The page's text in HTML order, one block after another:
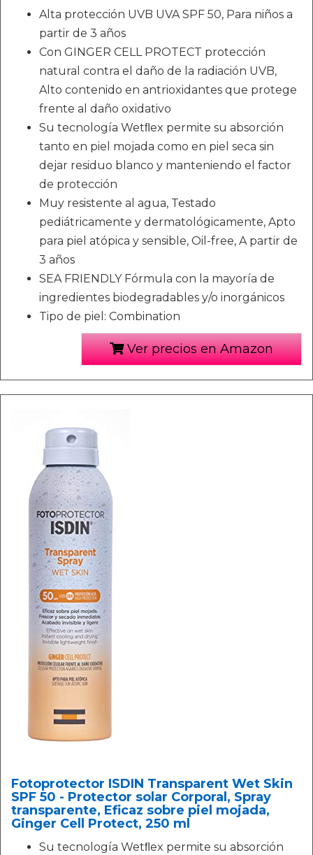
Alta protección UVB UVA SPF 50, Para niños a
partir de 3 años
Con GINGER CELL PROTECT protección
natural contra el daño de la radiación UVB,
Alto contenido en antrioxidantes que protege
frente al daño oxidativo
Su tecnología Wetﬂex permite su absorción
tanto en piel mojada como en piel seca sin
dejar residuo blanco y manteniendo el factor
de protección
Muy resistente al agua, Testado
pediátricamente y dermatológicamente, Apto
para piel atópica y sensible, Oil-free, A partir de
3 años
SEA FRIENDLY Fórmula con la mayoría de
ingredientes biodegradables y/o inorgánicos
Tipo de piel: Combination
Ver precios en Amazon
Fotoprotector ISDIN Transparent Wet Skin
SPF 50 - Protector solar Corporal, Spray
transparente, Eficaz sobre piel mojada,
Ginger Cell Protect, 250 ml
Su tecnología Wetﬂex permite su absorción